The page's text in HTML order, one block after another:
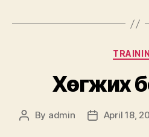
Хөгжих
Post
By admin
PostApril 18,